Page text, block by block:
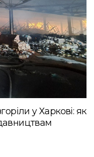
у Харкові: як